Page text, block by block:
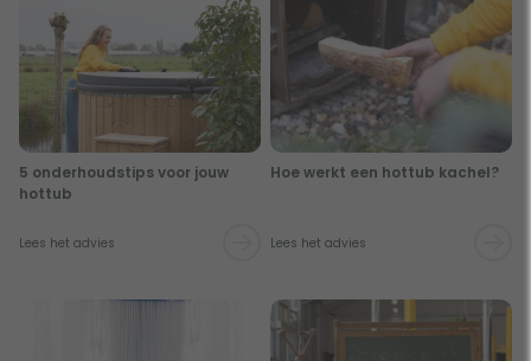
5 onderhoudstips voor jouw
hottub
Lees het advies
Hoe werkt een hottub kachel?
Lees het advies